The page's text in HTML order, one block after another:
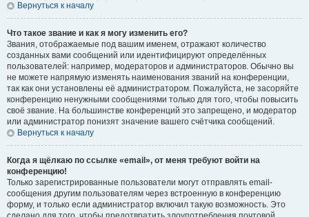
Вернуться к началу
Что такое звание и как я могу изменить его?
Звания, отображаемые под вашим именем, отражают количество
созданных вами сообщений или идентифицируют определённых
пользователей: например, модераторов и администраторов. Обычно вы
не можете напрямую изменять наименования званий на конференции,
так как они установлены её администратором. Пожалуйста, не засоряйте
конференцию ненужными сообщениями только для того, чтобы повысить
своё звание. На большинстве конференций это запрещено, и модератор
или администратор понизят значение вашего счётчика сообщений.
Вернуться к началу
Когда я щёлкаю по ссылке «email», от меня требуют войти на
конференцию!
Только зарегистрированные пользователи могут отправлять email-
сообщения другим пользователям через встроенную в конференцию
форму, и только если администратор включил такую возможность. Это